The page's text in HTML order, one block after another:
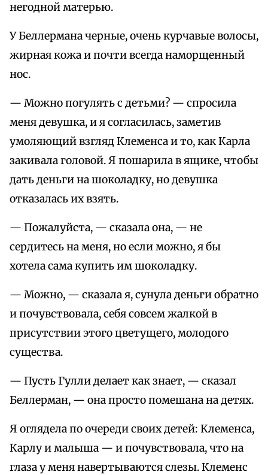
негодной матерью.
У Беллермана черные, очень курчавые волосы,
жирная кожа и почти всегда наморщенный
нос.
— Можно погулять с детьми? — спросила
меня девушка, и я согласилась, заметив
умоляющий взгляд Клеменса и то, как Карла
закивала головой. Я пошарила в ящике, чтобы
дать деньги на шоколадку, но девушка
отказалась их взять.
— Пожалуйста, — сказала она, — не
сердитесь на меня, но если можно, я бы
хотела сама купить им шоколадку.
— Можно, — сказала я, сунула деньги обратно
и почувствовала, себя совсем жалкой в
присутствии этого цветущего, молодого
существа.
— Пусть Гулли делает как знает, — сказал
Беллерман, — она просто помешана на детях.
Я оглядела по очереди своих детей: Клеменса,
Карлу и малыша — и почувствовала, что на
глаза у меня навертываются слезы. Клеменс